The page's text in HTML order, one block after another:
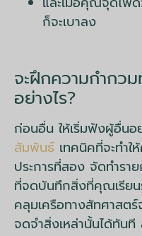
ก็จะเบาลง
จะฝึกความกำกว
อย่างไร?
ก่อนอื่น ให้เริ่มฟังผู้อื่น
สัมพันธ์ เทคนิคที่จะทำ
ประการที่สอง จัดทำร
ที่จดบันทึกสิ่งที่คุณเรียน
คลุมเครือทางสัทศาสต
จดจำสิ่งเหล่านั้นได้ทัน